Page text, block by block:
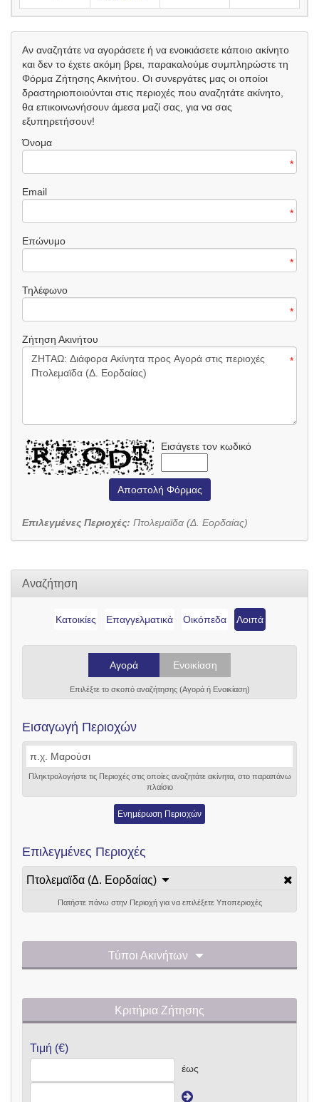
Αν αναζητάτε να αγοράσετε ή να ενοικιάσετε κάποιο ακίνητο
και δεν το έχετε ακόμη βρει, παρακαλούμε συμπληρώστε τη
Φόρμα Ζήτησης Ακινήτου. Οι συνεργάτες μας οι οποίοι
δραστηριοποιούνται στις περιοχές που αναζητάτε ακίνητο,
θα επικοινωνήσουν άμεσα μαζί σας, για να σας
εξυπηρετήσουν!
Όνομα
*
Email
*
Επώνυμο
*
Τηλέφωνο
*
Ζήτηση Ακινήτου
*
Εισάγετε τον κωδικό
Αποστολή Φόρμας
Επιλεγμένες Περιοχές: Πτολεμαϊδα (Δ. Εορδαίας)
Αναζήτηση
Κατοικίες Επαγγελματικά Οικόπεδα Λοιπά
Αγορά Ενοικίαση
Επιλέξτε το σκοπό αναζήτησης (Αγορά ή Ενοικίαση)
Εισαγωγή Περιοχών
Πληκτρολογήστε τις Περιοχές στις οποίες αναζητάτε ακίνητα, στο παραπάνω
πλαίσιο
Ενημέρωση Περιοχών
Επιλεγμένες Περιοχές
Πτολεμαϊδα (Δ. Εορδαίας)
Πατήστε πάνω στην Περιοχή για να επιλέξετε Υποπεριοχές
Τύποι Ακινήτων
Κριτήρια Ζήτησης
Τιμή (€)
έως